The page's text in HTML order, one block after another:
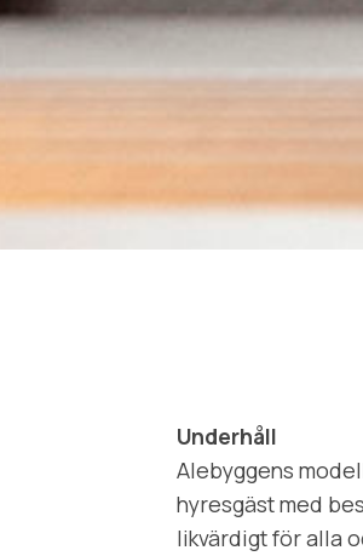
Underhåll
Alebyggens
hyresgäst med
likvärdigt för alla